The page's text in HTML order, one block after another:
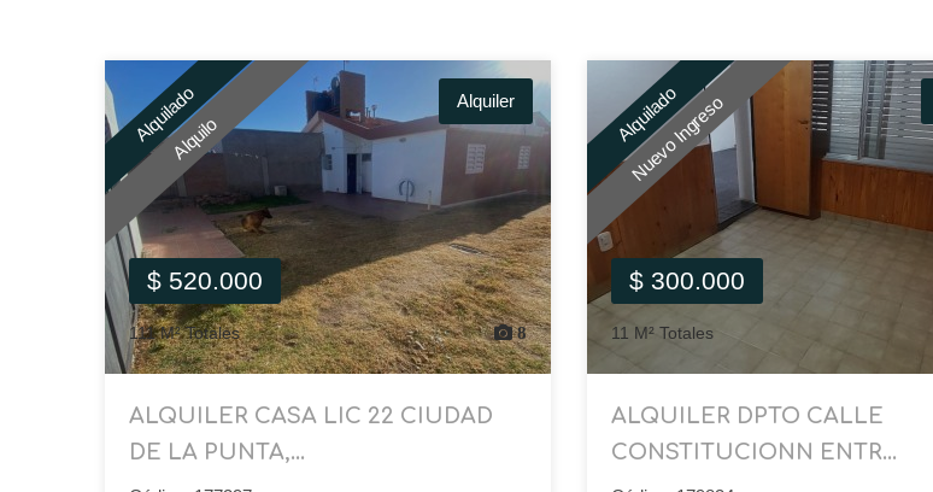
Alquilado
Alquilo
Alquiler
$ 520.000
111 M² Totales 8
ALQUILER CASA LIC 22 CIUDAD
DE LA PUNTA,...
Alquilado
Nuevo Ingreso
$ 300.000
11 M² Totales
ALQUILER DPTO CALLE
CONSTITUCIONN ENTR...